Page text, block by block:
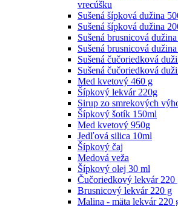
vrecúšku
Sušená šípková dužina
Sušená šípková dužina
Sušená brusnicová
Sušená brusnicová
Sušená čučoriedková
Sušená čučoriedková
Med kvetový 460 g
Šípkový lekvár 220g
Sirup zo smrekových
Šípkový šotík 150ml
Med kvetový 950g
Jedľová silica 10ml
Šípkový čaj
Medová veža
Šípkový olej 30 ml
Čučoriedkový lekvár 220
Brusnicový lekvár 220 g
Malina - mäta lekvár 220